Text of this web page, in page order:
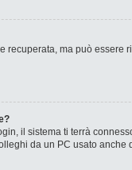
recuperata, ma può
il sistema ti terrà
da un PC usato